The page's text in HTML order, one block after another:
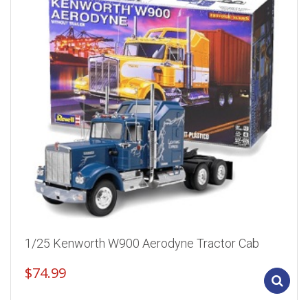
1/25 Kenworth W900 Aerodyne Tractor Cab
$74.99